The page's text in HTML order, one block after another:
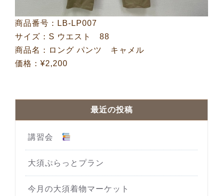
商品番号：LB-LP007
サイズ：S ウエスト 88
商品名：ロング パンツ キャメル
価格：¥2,200
最近の投稿
講習会
大須ぷらっとプラン
今月の大須着物マーケット